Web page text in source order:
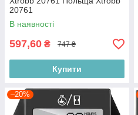
20761
В наявності
597,60 ₴ 747 ₴
Купити
–20%